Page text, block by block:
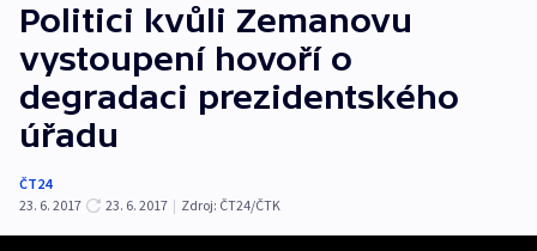
Politici kvůli Zemanovu
vystoupení hovoří o
degradaci prezidentského
úřadu
ČT24
23. 6. 2017
23. 6. 2017 | Zdroj: ČT24/ČTK